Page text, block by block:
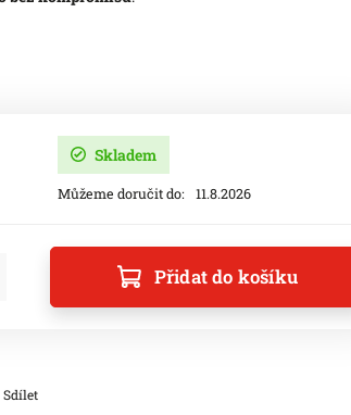
Skladem
Můžeme doručit do: 11.8.2026
Přidat do košíku
Sdílet